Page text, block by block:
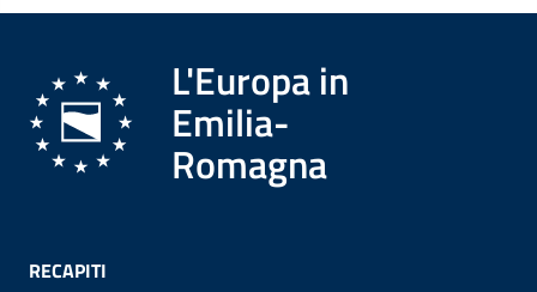
L'Europa in
Emilia-
Romagna
RECAPITI